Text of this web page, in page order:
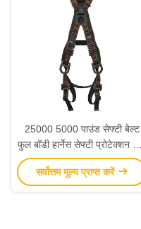
25000 5000 पाउंड सेफ्टी बेल्ट
फुल बॉडी हार्नेस सेफ्टी प्रोटेक्शन विथ
4 पॉइंट एडजस्टमेंट
सर्वोत्तम मूल्य प्राप्त करें